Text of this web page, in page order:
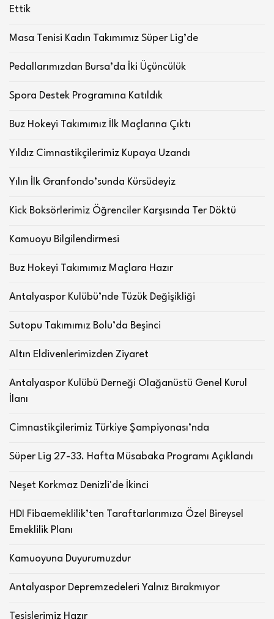
Ettik
Masa Tenisi Kadın Takımımız Süper Lig’de
Pedallarımızdan Bursa’da İki Üçüncülük
Spora Destek Programına Katıldık
Buz Hokeyi Takımımız İlk Maçlarına Çıktı
Yıldız Cimnastikçilerimiz Kupaya Uzandı
Yılın İlk Granfondo’sunda Kürsüdeyiz
Kick Boksörlerimiz Öğrenciler Karşısında Ter Döktü
Kamuoyu Bilgilendirmesi
Buz Hokeyi Takımımız Maçlara Hazır
Antalyaspor Kulübü’nde Tüzük Değişikliği
Sutopu Takımımız Bolu’da Beşinci
Altın Eldivenlerimizden Ziyaret
Antalyaspor Kulübü Derneği Olağanüstü Genel Kurul
İlanı
Cimnastikçilerimiz Türkiye Şampiyonası’nda
Süper Lig 27-33. Hafta Müsabaka Programı Açıklandı
Neşet Korkmaz Denizli'de İkinci
HDI Fibaemeklilik’ten Taraftarlarımıza Özel Bireysel
Emeklilik Planı
Kamuoyuna Duyurumuzdur
Antalyaspor Depremzedeleri Yalnız Bırakmıyor
Tesislerimiz Hazır